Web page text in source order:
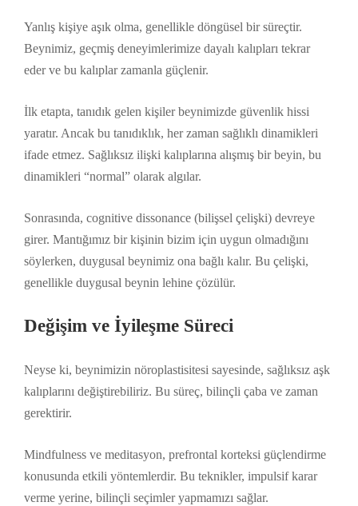
Yanlış kişiye aşık olma, genellikle döngüsel bir süreçtir.
Beynimiz, geçmiş deneyimlerimize dayalı kalıpları tekrar
eder ve bu kalıplar zamanla güçlenir.
İlk etapta, tanıdık gelen kişiler beynimizde güvenlik hissi
yaratır. Ancak bu tanıdıklık, her zaman sağlıklı dinamikleri
ifade etmez. Sağlıksız ilişki kalıplarına alışmış bir beyin, bu
dinamikleri “normal” olarak algılar.
Sonrasında, cognitive dissonance (bilişsel çelişki) devreye
girer. Mantığımız bir kişinin bizim için uygun olmadığını
söylerken, duygusal beynimiz ona bağlı kalır. Bu çelişki,
genellikle duygusal beynin lehine çözülür.
Değişim ve İyileşme Süreci
Neyse ki, beynimizin nöroplastisitesi sayesinde, sağlıksız aşk
kalıplarını değiştirebiliriz. Bu süreç, bilinçli çaba ve zaman
gerektirir.
Mindfulness ve meditasyon, prefrontal korteksi güçlendirme
konusunda etkili yöntemlerdir. Bu teknikler, impulsif karar
verme yerine, bilinçli seçimler yapmamızı sağlar.